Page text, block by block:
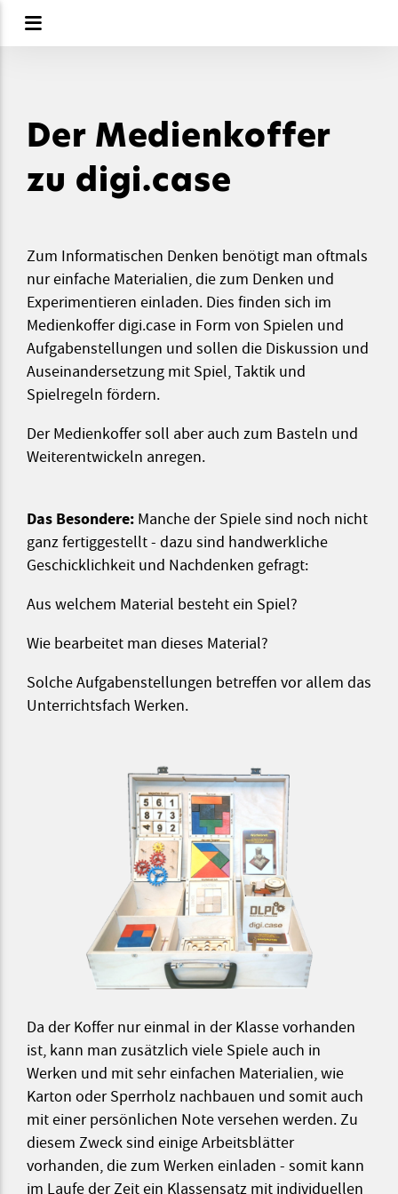
Der Medienkoffer
zu digi.case
Zum Informatischen Denken benötigt man oftmals
nur einfache Materialien, die zum Denken und
Experimentieren einladen. Dies finden sich im
Medienkoffer digi.case in Form von Spielen und
Aufgabenstellungen und sollen die Diskussion und
Auseinandersetzung mit Spiel, Taktik und
Spielregeln fördern.
Der Medienkoffer soll aber auch zum Basteln und
Weiterentwickeln anregen.
Das Besondere: Manche der Spiele sind noch nicht
ganz fertiggestellt - dazu sind handwerkliche
Geschicklichkeit und Nachdenken gefragt:
Aus welchem Material besteht ein Spiel?
Wie bearbeitet man dieses Material?
Solche Aufgabenstellungen betreffen vor allem das
Unterrichtsfach Werken.
Da der Koffer nur einmal in der Klasse vorhanden
ist, kann man zusätzlich viele Spiele auch in
Werken und mit sehr einfachen Materialien, wie
Karton oder Sperrholz nachbauen und somit auch
mit einer persönlichen Note versehen werden. Zu
diesem Zweck sind einige Arbeitsblätter
vorhanden, die zum Werken einladen - somit kann
im Laufe der Zeit ein Klassensatz mit individuellen